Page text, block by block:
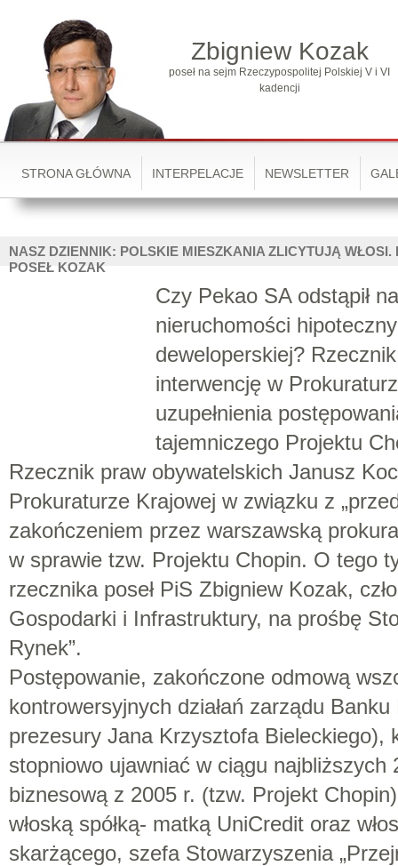
Zbigniew Kozak
poseł na sejm Rzeczypospolitej Polskiej V i VI
kadencji
STRONA GŁÓWNA INTERPELACJE NEWSLETTER
NASZ DZIENNIK: POLSKIE MIESZKANIA ZLICYTUJĄ WŁOSI.
POSEŁ KOZAK
Czy Pekao SA odstąpił
nieruchomości
deweloperskiej?
interwencję w
uzupełnienia
tajemniczego Projektu
Rzecznik praw obywatelskich Janusz
Prokuraturze Krajowej w związku z
zakończeniem przez warszawską
w sprawie tzw. Projektu Chopin. O tego
rzecznika poseł PiS Zbigniew Kozak,
Gospodarki i Infrastruktury, na prośbę
Rynek”.
Postępowanie, zakończone odmową
kontrowersyjnych działań zarządu
prezesury Jana Krzysztofa Bieleckiego),
stopniowo ujawniać w ciągu najbliższych
biznesową z 2005 r. (tzw. Projekt
włoską spółką- matką UniCredit oraz
skarżącego, szefa Stowarzyszenia